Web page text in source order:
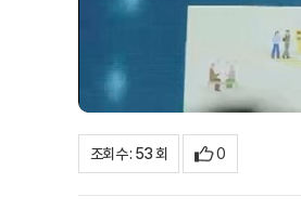
조회수 : 53 회 0